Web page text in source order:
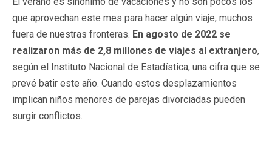
que aprovechan este mes para hacer algún viaje, muchos
fuera de nuestras fronteras. En agosto de 2022 se
realizaron más de 2,8 millones de viajes al extranjero,
según el Instituto Nacional de Estadística, una cifra que se
prevé batir este año. Cuando estos desplazamientos
implican niños menores de parejas divorciadas pueden
surgir conflictos.